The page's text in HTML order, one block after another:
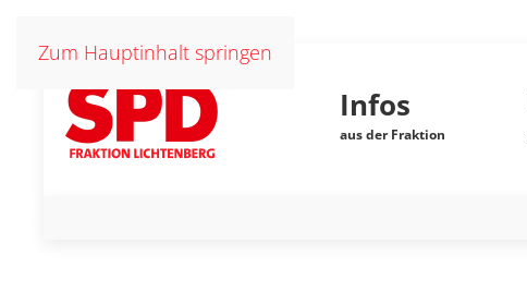
Zum Hauptinhalt springen
Infos
aus der Fraktion